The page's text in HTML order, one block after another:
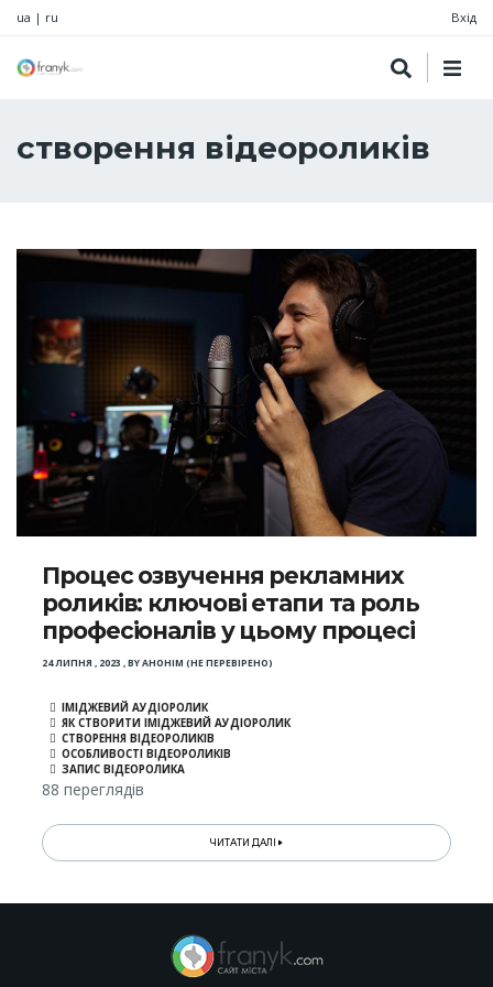
ua | ru Вхід
створення відеороликів
Процес озвучення рекламних
роликів: ключові етапи та роль
професіоналів у цьому процесі
24 ЛИПНЯ , 2023 ,BYАНОНІМ (НЕ ПЕРЕВІРЕНО)
ІМІДЖЕВИЙ АУДІОРОЛИК
ЯК СТВОРИТИ ІМІДЖЕВИЙ АУДІОРОЛИК
СТВОРЕННЯ ВІДЕОРОЛИКІВ
ОСОБЛИВОСТІ ВІДЕОРОЛИКІВ
ЗАПИС ВІДЕОРОЛИКА
88 переглядів
ЧИТАТИ ДАЛІ